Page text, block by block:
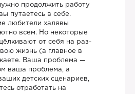
продолжить работу
путаетесь в себе.
любители халявы
всем. Но некоторые
от себя на раз-
жизнь (а главное в
Ваша проблема —
ваша проблема, а
детских сценариев,
отработать на